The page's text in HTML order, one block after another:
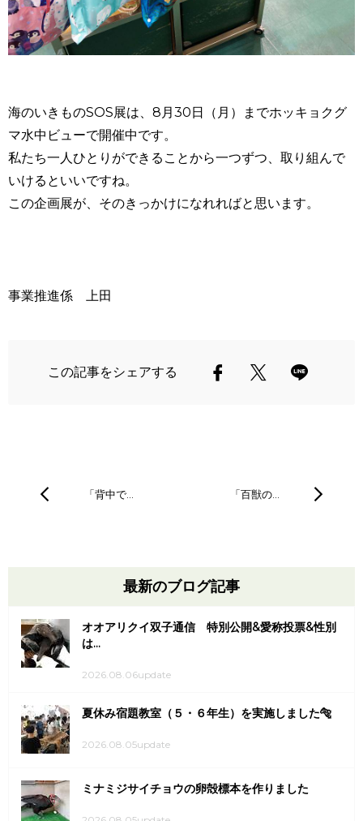
海のいきものSOS展は、 8 月30日（月）までホッキョクグ
マ水中ビューで開催中です。
私たち一人ひとりができることから一つずつ、取り組んで
いけるといいですね。
この企画展が、そのきっかけになれればと思います。
事業推進係 上田
この記事をシェアする
「背中で… 「百獣の…
最新のブログ記事
オオアリクイ双子通信 特別公開&愛称投票&性別
は...
2026.08.06update
夏休み宿題教室（５・６年生）を実施しました🐅
2026.08.05update
ミナミジサイチョウの卵殻標本を作りました